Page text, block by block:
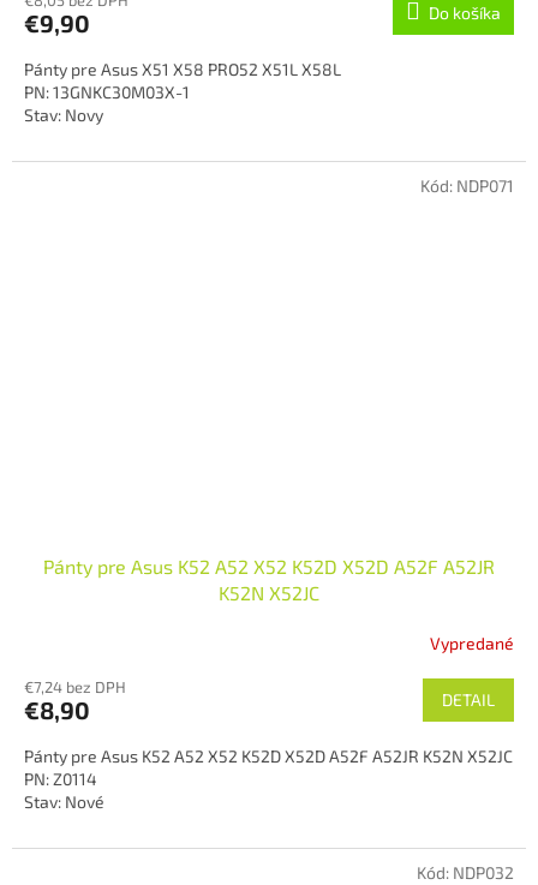
€9,90 Do košíka
Pánty pre Asus X51 X58 PRO52 X51L X58L
PN: 13GNKC30M03X-1
Stav: Novy
Pánty pre Asus K52 A52 X52 K52D X52D A52F A52JR
K52N X52JC
Vypredané
€7,24 bez DPH
€8,90 DETAIL
Pánty pre Asus K52 A52 X52 K52D X52D A52F A52JR K52N X52JC
PN: Z0114
Stav: Nové
Kód: NDP071
Kód: NDP032